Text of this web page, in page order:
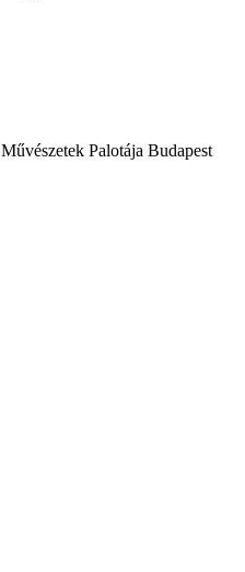
Művészetek Palotája Budapest